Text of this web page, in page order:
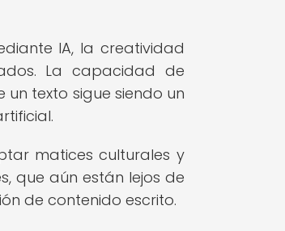
IA, la creatividad
La capacidad de
texto sigue siendo un
matices culturales y
que aún están lejos de
de contenido escrito.